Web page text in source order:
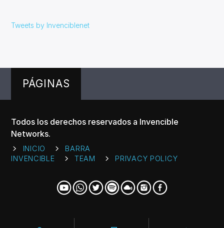
Tweets by Invenciblenet
PÁGINAS
Todos los derechos reservados a Invencible
Networks.
INICIO
BARRA
INVENCIBLE
TEAM PRIVACY POLICY